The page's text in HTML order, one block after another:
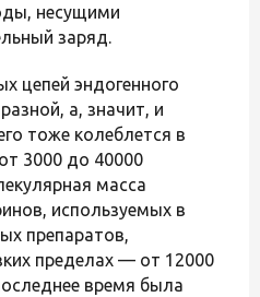
несущими
заряд.
цепей эндогенного
а, значит, и
тоже колеблется в
3000 до 40000
масса
используемых в
препаратов,
пределах — от 12000
время была